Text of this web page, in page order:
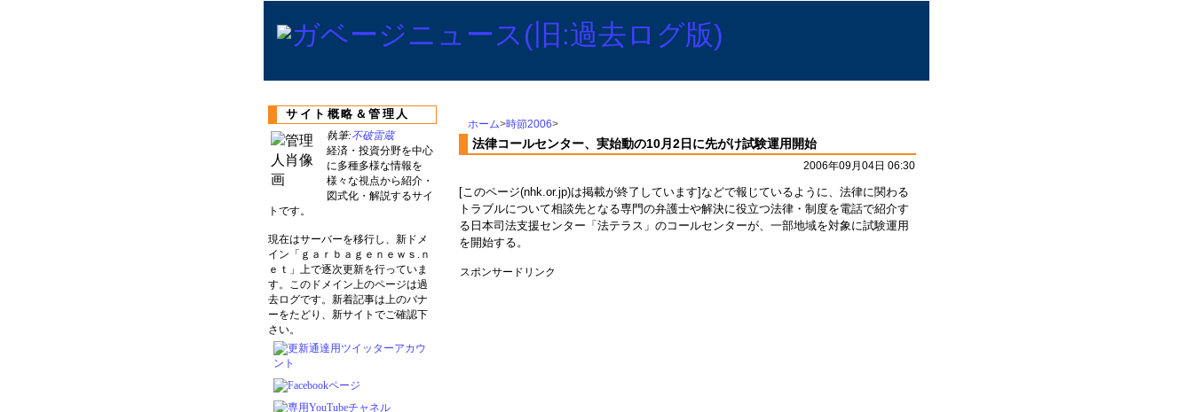
ホーム>時節2006>
法律コールセンター、実始動の10月2日に先がけ試験運用開始
2006年09月04日 06:30
[このページ(nhk.or.jp)は掲載が終了しています]などで報じているように、法律に関わる
トラブルについて相談先となる専門の弁護士や解決に役立つ法律・制度を電話で紹介す
る日本司法支援センター「法テラス」のコールセンターが、一部地域を対象に試験運用
を開始する。
スポンサードリンク
サイト概略＆管理人
執筆:不破雷蔵
経済・投資分野を中心
に多種多様な情報を
様々な視点から紹介・
図式化・解説するサイ
トです。
現在はサーバーを移行し、新ドメ
イン「ｇａｒｂａｇｅｎｅｗｓ.ｎ
ｅｔ」上で逐次更新を行っていま
す。このドメイン上のページは過
去ログです。新着記事は上のバナ
ーをたどり、新サイトでご確認下
さい。